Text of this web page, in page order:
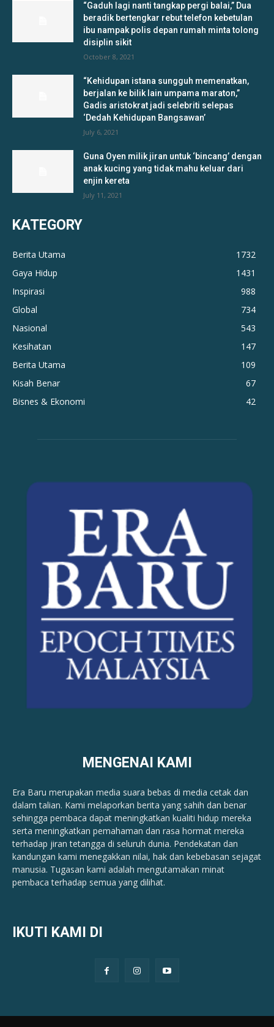
“Gaduh lagi nanti tangkap pergi balai,” Dua
beradik bertengkar rebut telefon kebetulan
ibu nampak polis depan rumah minta tolong
disiplin sikit
October 8, 2021
“Kehidupan istana sungguh memenatkan,
berjalan ke bilik lain umpama maraton,”
Gadis aristokrat jadi selebriti selepas
‘Dedah Kehidupan Bangsawan’
July 6, 2021
Guna Oyen milik jiran untuk ‘bincang’ dengan
anak kucing yang tidak mahu keluar dari
enjin kereta
July 11, 2021
KATEGORY
Berita Utama
1732
Gaya Hidup
1431
Inspirasi
988
Global
734
Nasional
543
Kesihatan
147
Berita Utama
109
Kisah Benar
67
Bisnes & Ekonomi
42
MENGENAI KAMI
Era Baru merupakan media suara bebas di media cetak dan
dalam talian. Kami melaporkan berita yang sahih dan benar ​​
sehingga pembaca dapat meningkatkan kualiti hidup mereka
serta meningkatkan pemahaman dan rasa hormat mereka
terhadap jiran tetangga di seluruh dunia. Pendekatan dan
kandungan kami menegakkan nilai, hak dan kebebasan sejagat
manusia. Tugasan kami adalah mengutamakan minat
pembaca terhadap semua yang dilihat.
IKUTI KAMI DI